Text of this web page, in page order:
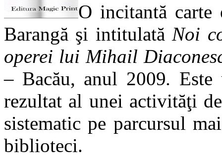
O incitantă carte
Barangă şi intitulată Noi
operei lui Mihail
– Bacău, anul 2009.
rezultat al unei activităţi
sistematic pe parcursul
biblioteci.